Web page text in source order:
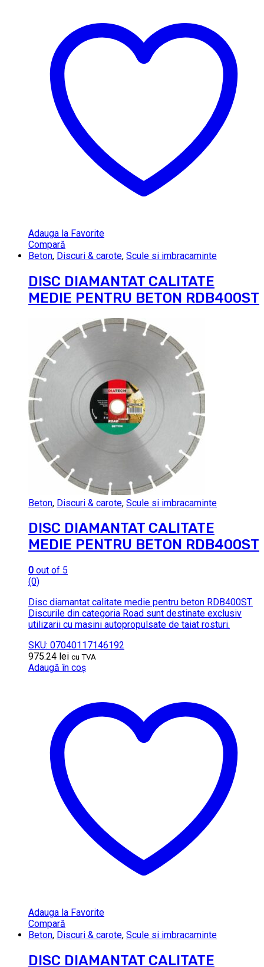
Adauga la Favorite
Compară
Beton, Discuri & carote, Scule si imbracaminte
DISC DIAMANTAT CALITATE
MEDIE PENTRU BETON RDB400ST
Beton, Discuri & carote, Scule si imbracaminte
DISC DIAMANTAT CALITATE
MEDIE PENTRU BETON RDB400ST
0 out of 5
(0)
Disc diamantat calitate medie pentru beton RDB400ST.
Discurile din categoria Road sunt destinate exclusiv
utilizarii cu masini autopropulsate de taiat rosturi.
SKU: 07040117146192
975.24 lei cu TVA
Adaugă în coș
Adauga la Favorite
Compară
Beton, Discuri & carote, Scule si imbracaminte
DISC DIAMANTAT CALITATE